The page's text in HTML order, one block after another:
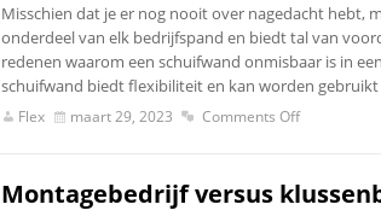
Misschien dat je er nog nooit over nagedacht hebt,
onderdeel van elk bedrijfspand en biedt tal van
redenen waarom een schuifwand onmisbaar is in
schuifwand biedt flexibiliteit en kan worden
Flex maart 29, 2023 Comments Off
Montagebedrijf versus